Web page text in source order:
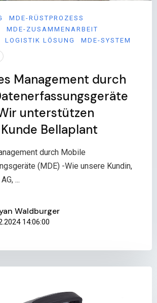
MDE-RÜSTPROZESS
MDE-ZUSAMMENARBEIT
LOGISTIK LÖSUNG MDE-SYSTEM
Management durch
unterstützen
Bellaplant
durch Mobile
(MDE) -Wie unsere Kundin,
...
Waldburger
14:06:00